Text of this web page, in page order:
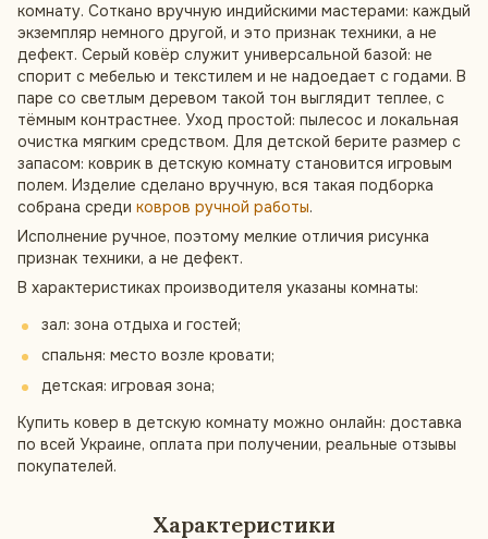
комнату. Соткано вручную индийскими мастерами: каждый
экземпляр немного другой, и это признак техники, а не
дефект. Серый ковёр служит универсальной базой: не
спорит с мебелью и текстилем и не надоедает с годами. В
паре со светлым деревом такой тон выглядит теплее, с
тёмным контрастнее. Уход простой: пылесос и локальная
очистка мягким средством. Для детской берите размер с
запасом: коврик в детскую комнату становится игровым
полем. Изделие сделано вручную, вся такая подборка
собрана среди ковров ручной работы.
Исполнение ручное, поэтому мелкие отличия рисунка
признак техники, а не дефект.
В характеристиках производителя указаны комнаты:
зал: зона отдыха и гостей;
спальня: место возле кровати;
детская: игровая зона;
Купить ковер в детскую комнату можно онлайн: доставка
по всей Украине, оплата при получении, реальные отзывы
покупателей.
Характеристики